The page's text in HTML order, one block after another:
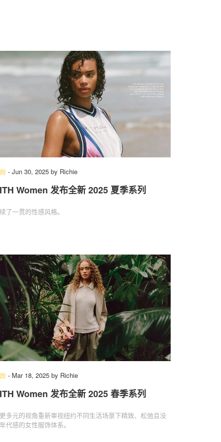
- Jun 30, 2025 by Richie
Women 发布全新 2025 夏季系列
了一贯的性感风格。
- Mar 18, 2025 by Richie
Women 发布全新 2025 春季系列
多元的视角重新审视纽约不同生活场景下精致、松弛且没
代感的女性服饰体系。